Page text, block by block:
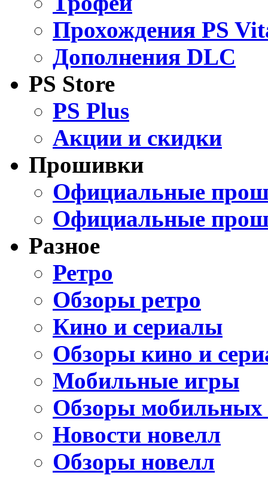
Прохождения PS
Дополнения DLC
PS Store
PS Plus
Акции и скидки
Прошивки
Официальные
Официальные
Разное
Ретро
Обзоры ретро
Кино и сериалы
Обзоры кино и
Мобильные игры
Обзоры мобильных
Новости новелл
Обзоры новелл